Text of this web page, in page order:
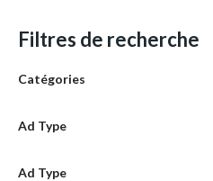
Filtres de recherche
Catégories
Ad Type
Ad Type